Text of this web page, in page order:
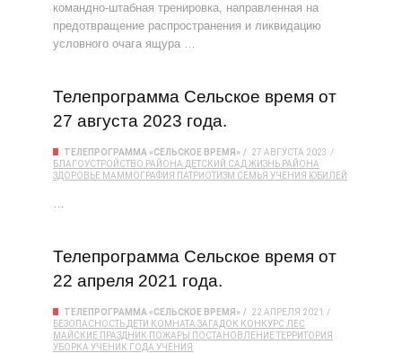
командно-штабная тренировка, направленная на
предотвращение распространения и ликвидацию
условного очага ящура …
Телепрограмма Сельское время от
27 августа 2023 года.
ТЕЛЕПРОГРАММА «СЕЛЬСКОЕ ВРЕМЯ»
27 АВГУСТА 2023
БЛАГОУСТРОЙСТВО РАЙОНА ДЕТСКИЙ САД ЖИЗНЬ РАЙОНА
ЗДОРОВЬЕ МАММОГРАФИЯ ПАТРИОТИЗМ СЕМЬЯ УЧЕНИЯ ЮБИЛЕЙ
…
Телепрограмма Сельское время от
22 апреля 2021 года.
ТЕЛЕПРОГРАММА «СЕЛЬСКОЕ ВРЕМЯ»
22 АПРЕЛЯ 2021
БЕЗОПАСНОСТЬ ДЕТИ КОМНАТА ЗАГАДОК КОНКУРС ЛЕС
МАЙСКИЕ ПРАЗДНИК ПОЖАРЫ ПОСТАНОВЛЕНИЕТЕРРИТОРИЯ
УБОРКА УЧЕНИК ГОДА УЧЕНИЯ